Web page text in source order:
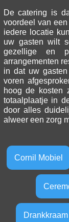
De catering is
voordeel van
iedere locatie
uw gasten wilt
gezellige en
arrangementen
in dat uw
voren
hoog de kosten
totaalplaatje in
door alles
alweer een zorg
Cornil Mobiel